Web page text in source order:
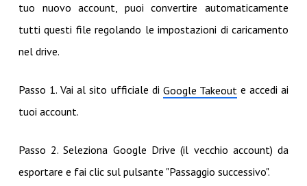
tuo nuovo account, puoi convertire automaticamente
tutti questi file regolando le impostazioni di caricamento
nel drive.
Passo 1. Vai al sito ufficiale di Google Takeout e accedi ai
tuoi account.
Passo 2. Seleziona Google Drive (il vecchio account) da
esportare e fai clic sul pulsante "Passaggio successivo".